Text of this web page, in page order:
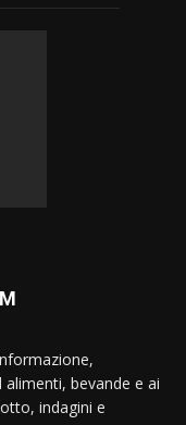
bevande e ai
indagini e